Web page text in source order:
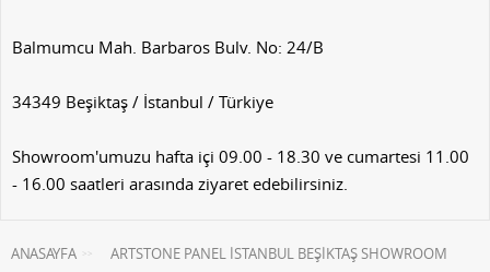
Balmumcu Mah. Barbaros Bulv. No: 24/B
34349 Beşiktaş / İstanbul / Türkiye
Showroom'umuzu hafta içi 09.00 - 18.30 ve cumartesi 11.00
- 16.00 saatleri arasında ziyaret edebilirsiniz.
ANASAYFA ARTSTONE PANEL İSTANBUL BEŞIKTAŞ SHOWROOM